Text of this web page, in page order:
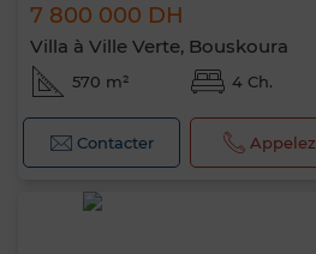
7 800 000 DH
Villa à Ville Verte, Bouskoura
570 m² 4 Ch.
Contacter Appelez